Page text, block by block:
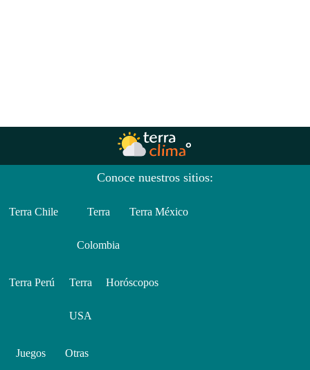
Conoce nuestros sitios:
Terra Chile Terra
Colombia
Terra México
Terra Perú Terra
USA
Horóscopos
Juegos Otras